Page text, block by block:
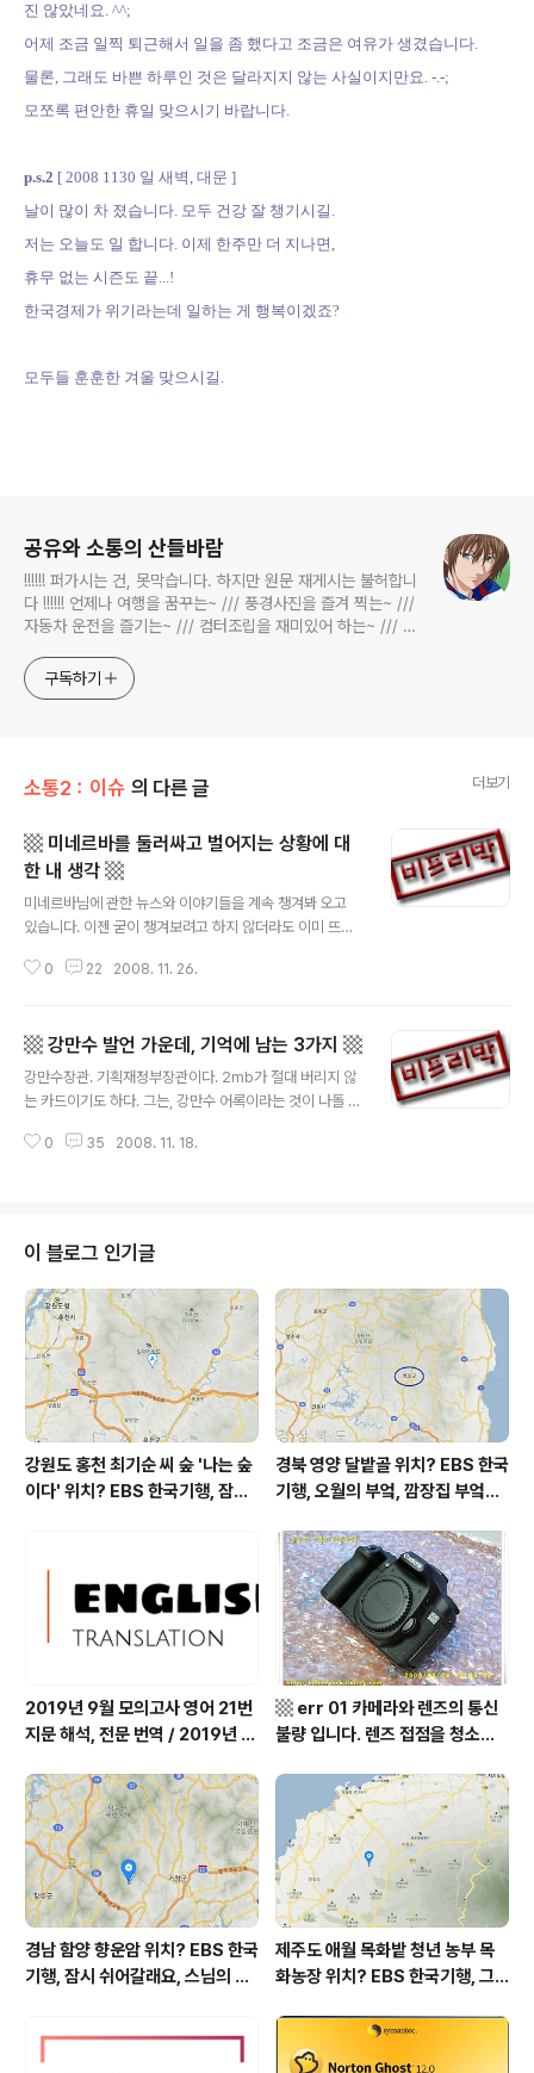
진 않았네요. ^^;
어제 조금 일찍 퇴근해서 일을 좀 했다고 조금은 여유가 생겼습니다.
물론, 그래도 바쁜 하루인 것은 달라지지 않는 사실이지만요. -.-;
모쪼록 편안한 휴일 맞으시기 바랍니다.
p.s.2 [ 2008 1130 일 새벽, 대문 ]
날이 많이 차 졌습니다. 모두 건강 잘 챙기시길.
저는 오늘도 일 합니다. 이제 한주만 더 지나면,
휴무 없는 시즌도 끝...!
한국경제가 위기라는데 일하는 게 행복이겠죠?
모두들 훈훈한 겨울 맞으시길.
공유와 소통의 산들바람
!!!!!! 퍼가시는 건, 못막습니다. 하지만 원문 재게시는 불허합니
다 !!!!!! 언제나 여행을 꿈꾸는~ /// 풍경사진을 즐겨 찍는~ ///
자동차 운전을 즐기는~ /// 컴터조립을 재미있어 하는~ /// 고
식하는 미드가 있는~ /// 사회적 이슈에 발언하는~ 不老巨
구독하기
소통2：이슈 의 다른 글 더보기
▩ 미네르바를 둘러싸고 벌어지는 상황에 대
한 내 생각 ▩
미네르바님에 관한 뉴스와 이야기들을 계속 챙겨봐 오고
있습니다. 이젠 굳이 챙겨보려고 하지 않더라도 이미 뜨거
르바님을 둘러싸고 벌어지는 상황은 크게 세 갈래로 정리
깨는 부분은 이 부분입니다. 경제상황을 분석하고 예측하
고 대비하자는 글을 올렸다고 국가로부터 신변 위협까지
받아야 하는 현실이라니...! '국가로부터'라고는 했지만 정
예측을 내놓으면 괜찮고, 자신이 원하지 않는 현실분석과
0 22 2008. 11. 26.
▩ 강만수 발언 가운데, 기억에 남는 3가지 ▩
강만수장관. 기획재정부장관이다. 2mb가 절대 버리지 않
는 카드이기도 하다. 그는, 강만수 어록이라는 것이 나돌 만
이다. 강만수장관의 발언 가운데, 티비나 인터넷 뉴스를 통
있을 것 같지도 않다. 기억에 남은 원문을 활용하여, 무려 3
0분을, 구글과 미디어다음을 돌려서, 정확한 발언을 찾아
냈다. 그의 그 발언들을 하나하나 짚어보고 뜯어본다. 이제
서야...! ㅡ,,ㅡ;;; ▩ 강만수장관의 발언 가운데 기억에 남는
3가지 ▩ 1. "강부자 내각이라고 말하지 말라. 중산..
0 35 2008. 11. 18.
이 블로그 인기글
강원도 홍천 최기순 씨 숲 '나는 숲
이다' 위치? EBS 한국기행, 잠시
강원도 홍천군 가볼 만한 곳, (구)
까르돈, kbs 인간극장
경북 영양 달밭골 위치? EBS 한국
기행, 오월의 부엌, 깜장집 부엌은
어디? / 경상북도 영양군 가볼 만
한 곳, 영양읍 상원리. KBS 인간극
장 임분노미 할머니
2019년 9월 모의고사 영어 21번
지문 해석, 전문 번역 / 2019년 9
역, 평가원 2019년 고3 9월 영어
영역 외국어영역 전문 해석, Engli
sh to Korean translation
▩ err 01 카메라와 렌즈의 통신
불량 입니다. 렌즈 접점을 청소하
경남 함양 향운암 위치? EBS 한국
기행, 잠시 쉬어갈래요, 스님의 어
제주도 애월 목화밭 청년 농부 목
화농장 위치? EBS 한국기행, 그
사나이, 애월읍 어음리 정보람 씨
목화 재배 '목화오름' 목화농장 어